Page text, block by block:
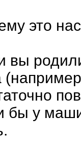
это
вы
бы у